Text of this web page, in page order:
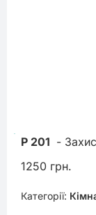
P 201 -
1250 грн.
Категорії: